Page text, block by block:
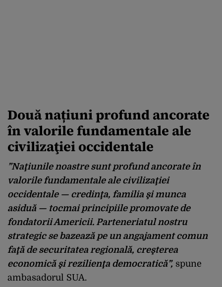
Două națiuni profund ancorate
în valorile fundamentale ale
civilizaţiei occidentale
”Naţiunile noastre sunt profund ancorate în
valorile fundamentale ale civilizaţiei
occidentale — credinţa, familia şi munca
asiduă — tocmai principiile promovate de
fondatorii Americii. Parteneriatul nostru
strategic se bazează pe un angajament comun
faţă de securitatea regională, creşterea
economică şi rezilienţa democratică”, spune
ambasadorul SUA.